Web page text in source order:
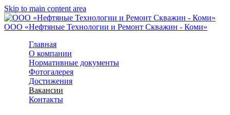
Skip to main content area
ООО «Нефтяные Технологии и Ремонт Скважин - Коми»
Главная
О компании
Нормативные документы
Фотогалерея
Достижения
Вакансии
Контакты